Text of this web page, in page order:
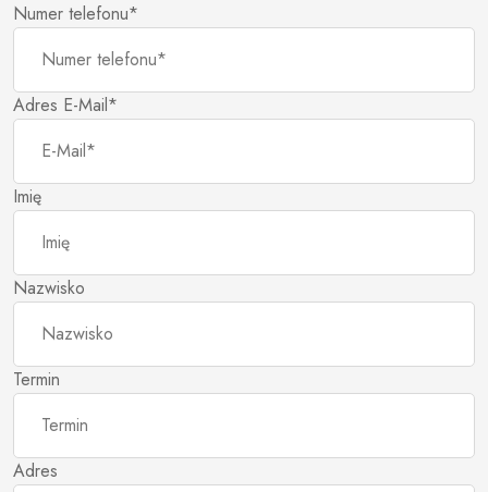
Numer telefonu*
Adres E-Mail*
Imię
Nazwisko
Termin
Adres